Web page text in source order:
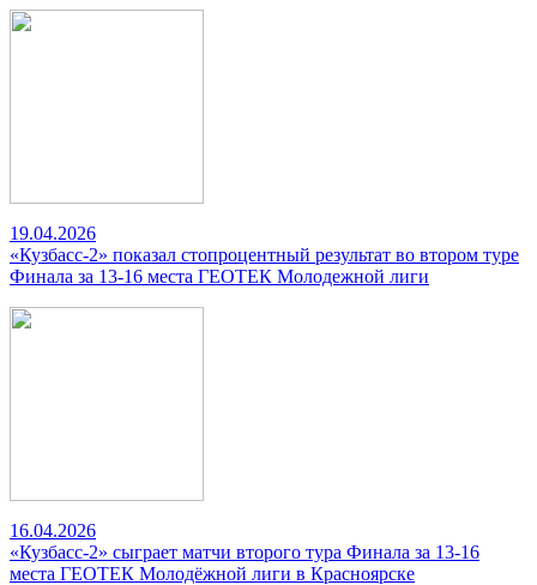
19.04.2026
«Кузбасс-2» показал стопроцентный результат во втором туре
Финала за 13-16 места ГЕОТЕК Молодежной лиги
16.04.2026
«Кузбасс-2» сыграет матчи второго тура Финала за 13-16
места ГЕОТЕК Молодёжной лиги в Красноярске